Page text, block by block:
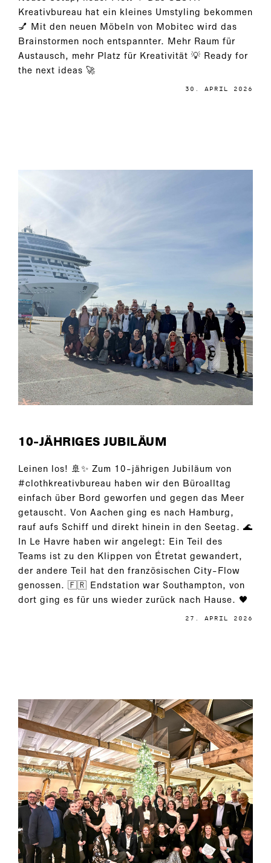
Kreativbureau hat ein kleines Umstyling bekommen
💅 Mit den neuen Möbeln von Mobitec wird das
Brainstormen noch entspannter. Mehr Raum für
Austausch, mehr Platz für Kreativität 💡 Ready for
the next ideas 🚀
30. APRIL 2026
10-JÄHRIGES JUBILÄUM
Leinen los! 🚢✨ Zum 10-jährigen Jubiläum von
#clothkreativbureau haben wir den Büroalltag
einfach über Bord geworfen und gegen das Meer
getauscht. Von Aachen ging es nach Hamburg,
rauf aufs Schiff und direkt hinein in den Seetag. 🌊
In Le Havre haben wir angelegt: Ein Teil des
Teams ist zu den Klippen von Étretat gewandert,
der andere Teil hat den französischen City-Flow
genossen. 🇫🇷 Endstation war Southampton, von
dort ging es für uns wieder zurück nach Hause. 🖤
27. APRIL 2026